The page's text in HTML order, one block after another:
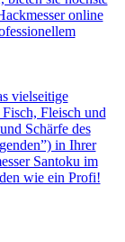
online
vielseitige
Fleisch und
Schärfe des
in Ihrer
Santoku im
wie ein Profi!